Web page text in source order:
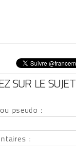
SUR LE SUJET
pseudo :
: